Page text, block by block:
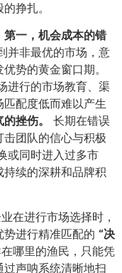
挣扎。
第一，机会成本的错
并非最优的市场，意
势的黄金窗口期。​
进行的市场教育、渠
配度低而难以产生
挫伤。​
长期在错误
团队的信心与积极
或同时进入过多市
续的深耕和品牌积
在进行市场选择时，
进行精准匹配的 ​“决
哪里的渔民，只能凭
声呐系统清晰地扫